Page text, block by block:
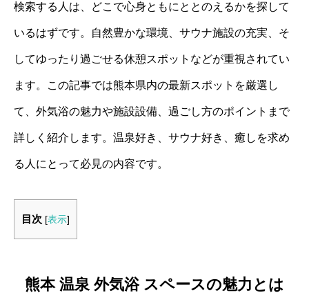
検索する人は、どこで心身ともにととのえるかを探して
いるはずです。自然豊かな環境、サウナ施設の充実、そ
してゆったり過ごせる休憩スポットなどが重視されてい
ます。この記事では熊本県内の最新スポットを厳選し
て、外気浴の魅力や施設設備、過ごし方のポイントまで
詳しく紹介します。温泉好き、サウナ好き、癒しを求め
る人にとって必見の内容です。
目次 [表示]
熊本 温泉 外気浴 スペースの魅力とは